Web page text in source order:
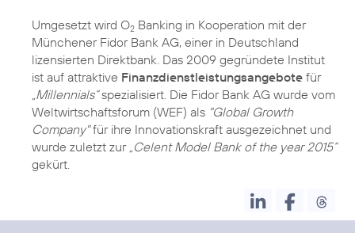
Umgesetzt wird O2 Banking in Kooperation mit der
Münchener Fidor Bank AG, einer in Deutschland
lizensierten Direktbank. Das 2009 gegründete Institut
ist auf attraktive Finanzdienstleistungsangebote für
„Millennials“spezialisiert. Die Fidor Bank AG wurde vom
Weltwirtschaftsforum (WEF) als "Global Growth
Company"für ihre Innovationskraft ausgezeichnet und
wurde zuletzt zur „Celent Model Bank of the year 2015“
gekürt.